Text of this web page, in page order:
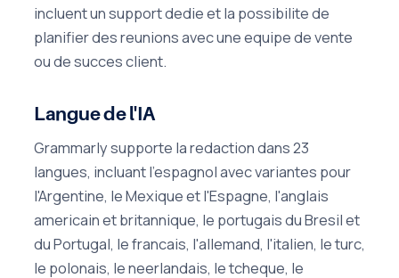
incluent un support dedie et la possibilite de
planifier des reunions avec une equipe de vente
ou de succes client.
Langue de l'IA
Grammarly supporte la redaction dans 23
langues, incluant l'espagnol avec variantes pour
l'Argentine, le Mexique et l'Espagne, l'anglais
americain et britannique, le portugais du Bresil et
du Portugal, le francais, l'allemand, l'italien, le turc,
le polonais, le neerlandais, le tcheque, le